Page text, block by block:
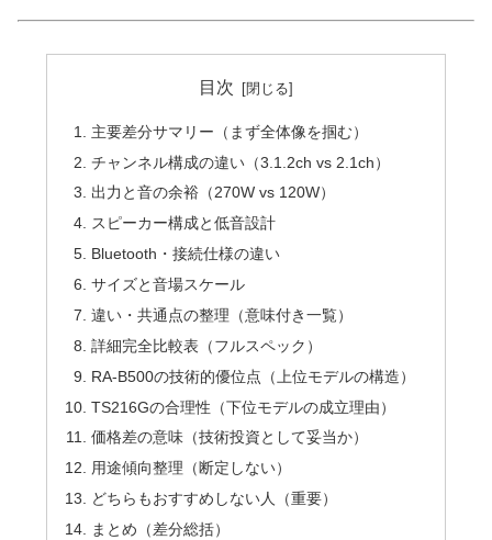
目次
主要差分サマリー（まず全体像を掴む）
チャンネル構成の違い（3.1.2ch vs 2.1ch）
出力と音の余裕（270W vs 120W）
スピーカー構成と低音設計
Bluetooth・接続仕様の違い
サイズと音場スケール
違い・共通点の整理（意味付き一覧）
詳細完全比較表（フルスペック）
RA-B500の技術的優位点（上位モデルの構造）
TS216Gの合理性（下位モデルの成立理由）
価格差の意味（技術投資として妥当か）
用途傾向整理（断定しない）
どちらもおすすめしない人（重要）
まとめ（差分総括）